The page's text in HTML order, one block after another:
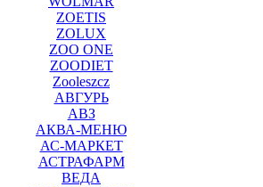
ZOETIS
ZOLUX
ZOO ONE
ZOODIET
Zooleszcz
АВГУРЬ
АВЗ
АКВА-МЕНЮ
АС-МАРКЕТ
АСТРАФАРМ
ВЕДА